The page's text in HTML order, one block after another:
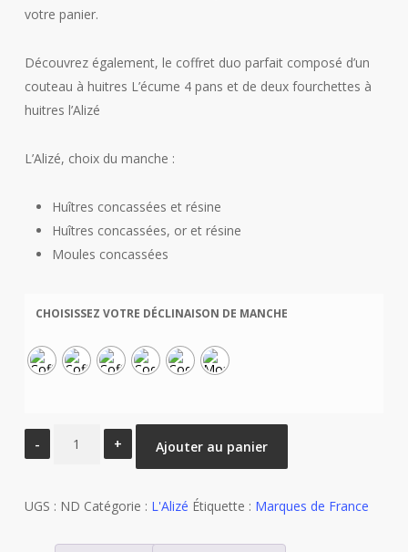
votre panier.
Découvrez également, le coffret duo parfait composé d’un
couteau à huitres L’écume 4 pans et de deux fourchettes à
huitres l’Alizé
L’Alizé, choix du manche :
Huîtres concassées et résine
Huîtres concassées, or et résine
Moules concassées
CHOISISSEZ VOTRE DÉCLINAISON DE MANCHE
Ajouter au panier
UGS : ND Catégorie : L'Alizé Étiquette : Marques de France